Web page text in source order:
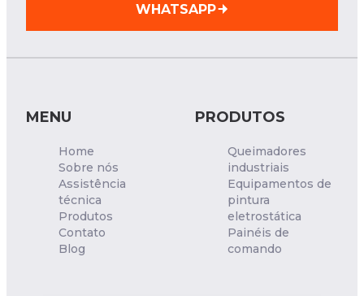
WHATSAPP
MENU
Home
Sobre nós
Assistência
técnica
Produtos
Contato
Blog
PRODUTOS
Queimadores
industriais
Equipamentos de
pintura
eletrostática
Painéis de
comando